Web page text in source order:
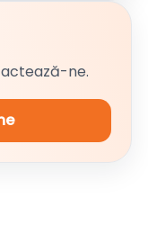
ne.